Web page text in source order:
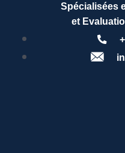
Spécialisées
et